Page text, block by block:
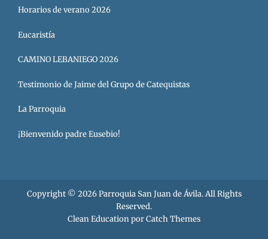
Horarios de verano 2026
Eucaristía
CAMINO LEBANIEGO 2026
Testimonio de Jaime del Grupo de Catequistas
La Parroquia
¡Bienvenido padre Eusebio!
Copyright © 2026Parroquia San Juan de Ávila. All Rights
Reserved.
Clean Education porCatch Themes